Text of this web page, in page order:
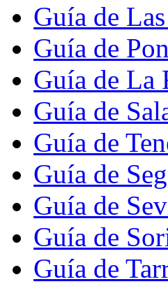
Guía de
Guía de
Guía de La
Guía de
Guía de
Guía de
Guía de
Guía de
Guía de